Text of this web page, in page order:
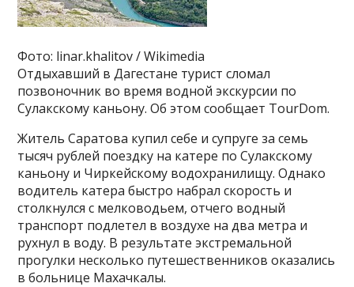
Фото: linar.khalitov / Wikimedia
Отдыхавший в Дагестане турист сломал
позвоночник во время водной экскурсии по
Сулакскому каньону. Об этом сообщает TourDom.
Житель Саратова купил себе и супруге за семь
тысяч рублей поездку на катере по Сулакскому
каньону и Чиркейскому водохранилищу. Однако
водитель катера быстро набрал скорость и
столкнулся с мелководьем, отчего водный
транспорт подлетел в воздухе на два метра и
рухнул в воду. В результате экстремальной
прогулки несколько путешественников оказались
в больнице Махачкалы.